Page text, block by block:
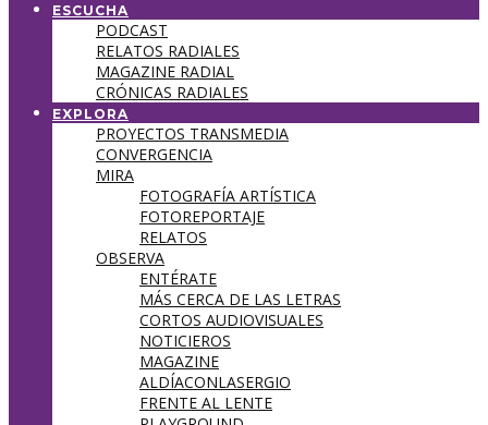
ESCUCHA
PODCAST
RELATOS RADIALES
MAGAZINE RADIAL
CRÓNICAS RADIALES
EXPLORA
PROYECTOS TRANSMEDIA
CONVERGENCIA
MIRA
FOTOGRAFÍA ARTÍSTICA
FOTOREPORTAJE
RELATOS
OBSERVA
ENTÉRATE
MÁS CERCA DE LAS LETRAS
CORTOS AUDIOVISUALES
NOTICIEROS
MAGAZINE
ALDÍACONLASERGIO
FRENTE AL LENTE